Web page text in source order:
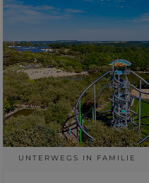
UNTERWEGS IN FAMILIE